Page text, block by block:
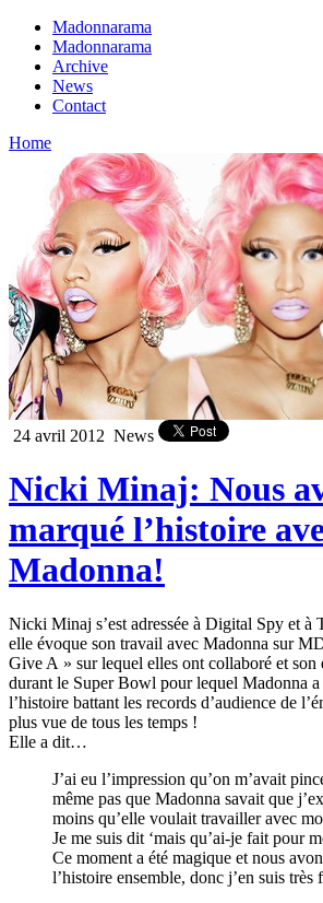
Madonnarama
Madonnarama
Archive
News
Contact
Home
24 avril 2012 News
Nicki Minaj: Nous
marqué l’histoire
Madonna!
Nicki Minaj s’est adressée à Digital Spy et à
elle évoque son travail avec Madonna sur
Give A » sur lequel elles ont collaboré et
durant le Super Bowl pour lequel Madonna
l’histoire battant les records d’audience de
plus vue de tous les temps !
Elle a dit…
J’ai eu l’impression qu’on m’avait
même pas que Madonna savait que
moins qu’elle voulait travailler avec
Je me suis dit ‘mais qu’ai-je fait pour
Ce moment a été magique et nous
l’histoire ensemble, donc j’en suis très